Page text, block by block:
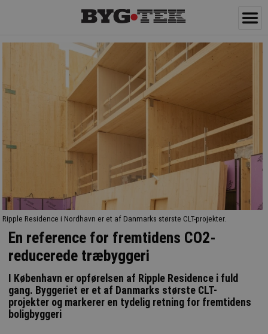
Ripple Residence i Nordhavn er et af Danmarks største CLT-projekter.
En reference for fremtidens CO2-
reducerede træbyggeri
I København er opførelsen af Ripple Residence i fuld
gang. Byggeriet er et af Danmarks største CLT-
projekter og markerer en tydelig retning for fremtidens
boligbyggeri